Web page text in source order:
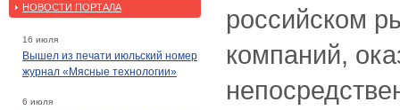
НОВОСТИ ПОРТАЛА
16 июля
Вышел из печати июльский номер
журнал «Мясные технологии»
6 июля
российском
компаний,